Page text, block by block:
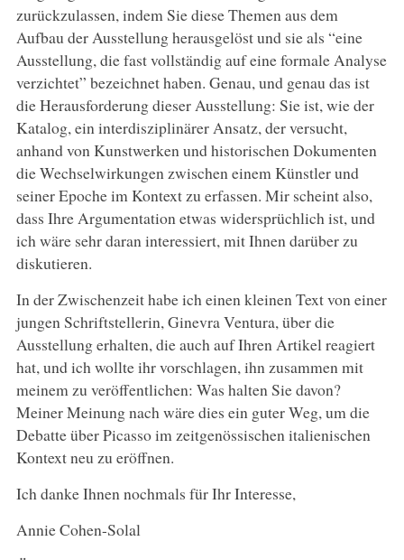
zurückzulassen, indem Sie diese Themen aus dem
Aufbau der Ausstellung herausgelöst und sie als “eine
Ausstellung, die fast vollständig auf eine formale Analyse
verzichtet” bezeichnet haben. Genau, und genau das ist
die Herausforderung dieser Ausstellung: Sie ist, wie der
Katalog, ein interdisziplinärer Ansatz, der versucht,
anhand von Kunstwerken und historischen Dokumenten
die Wechselwirkungen zwischen einem Künstler und
seiner Epoche im Kontext zu erfassen. Mir scheint also,
dass Ihre Argumentation etwas widersprüchlich ist, und
ich wäre sehr daran interessiert, mit Ihnen darüber zu
diskutieren.
In der Zwischenzeit habe ich einen kleinen Text von einer
jungen Schriftstellerin, Ginevra Ventura, über die
Ausstellung erhalten, die auch auf Ihren Artikel reagiert
hat, und ich wollte ihr vorschlagen, ihn zusammen mit
meinem zu veröffentlichen: Was halten Sie davon?
Meiner Meinung nach wäre dies ein guter Weg, um die
Debatte über Picasso im zeitgenössischen italienischen
Kontext neu zu eröffnen.
Ich danke Ihnen nochmals für Ihr Interesse,
Annie Cohen-Solal